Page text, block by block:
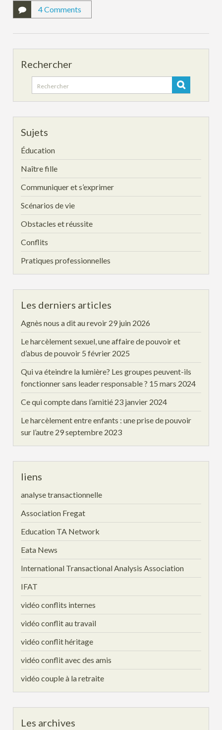
4 Comments
Rechercher
Search
for:
Sujets
Éducation
Naître fille
Communiquer et s’exprimer
Scénarios de vie
Obstacles et réussite
Conflits
Pratiques professionnelles
Les derniers articles
Agnès nous a dit au revoir 29 juin 2026
Le harcèlement sexuel, une affaire de pouvoir et
d’abus de pouvoir 5 février 2025
Qui va éteindre la lumière? Les groupes peuvent-ils
fonctionner sans leader responsable ? 15 mars 2024
Ce qui compte dans l’amitié 23 janvier 2024
Le harcèlement entre enfants : une prise de pouvoir
sur l’autre 29 septembre 2023
liens
analyse transactionnelle
Association Fregat
Education TA Network
Eata News
International Transactional Analysis Association
IFAT
vidéo conflits internes
vidéo conflit au travail
vidéo conflit héritage
vidéo conflit avec des amis
vidéo couple à la retraite
Les archives